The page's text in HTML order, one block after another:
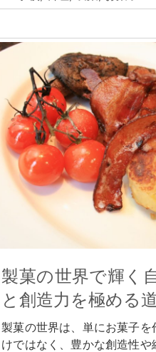
製菓の世界で輝く
と創造力を極める道
製菓の世界は、単にお菓子
けではなく、豊かな創造性